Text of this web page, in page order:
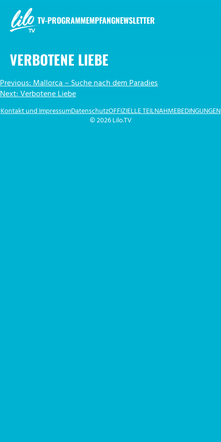
Inhalt
springen
TV-PROGRAMMEMPFANGNEWSLETTER
VERBOTENE LIEBE
BEITRAGSNAVIGATION
Previous:Mallorca – Suche nach dem Paradies
Next:Verbotene Liebe
© 2026 Lilo.TV
Kontakt und ImpressumDatenschutzOFFIZIELLE TEILNAHMEBEDINGUNGEN